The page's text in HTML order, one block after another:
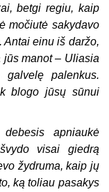
betgi regiu, kaip
močiutė sakydavo
einu iš daržo,
jūs manot – Uliasia
palenkus.
blogo jūsų sūnui
apniaukė
visai giedrą
žydruma, kaip jų
ką toliau pasakys